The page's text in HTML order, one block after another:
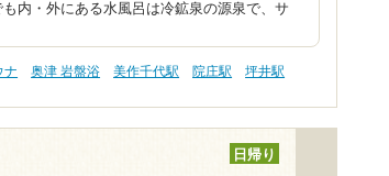
内・外にある水風呂は冷鉱泉の源泉で、サ
ナ 奥津 岩盤浴 美作千代駅 院庄駅
坪井駅
日帰り